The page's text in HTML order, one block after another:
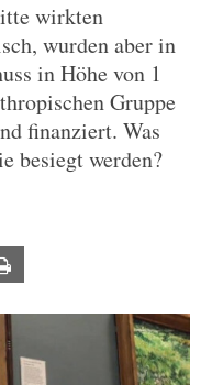
wirkten
wurden aber in
in Höhe von 1
Gruppe
finanziert. Was
besiegt werden?